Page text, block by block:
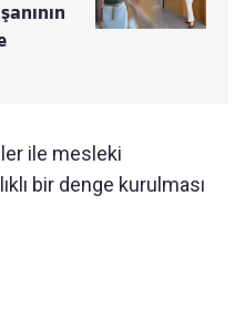
ile mesleki
bir denge kurulması